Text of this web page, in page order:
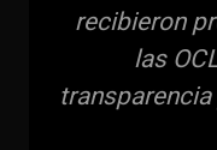
recibieron
las